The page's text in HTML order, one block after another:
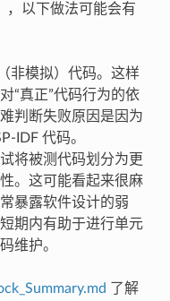
，以下做法可能会有
非模拟）代码。这样
“真正”代码行为的依
判断失败原因是因为
IDF 代码。
将被测代码划分为更
。这可能看起来很麻
暴露软件设计的弱
期内有助于进行单元
维护。
了解